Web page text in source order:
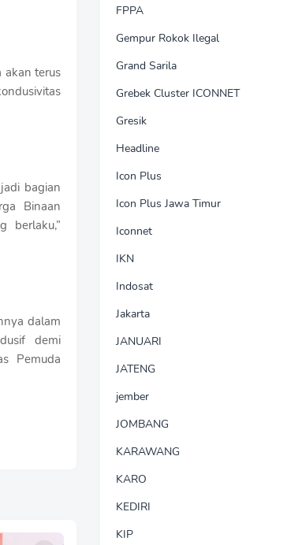
akan terus
bagian
Binaan
berlaku,”
dalam
demi
Pemuda
FPPA
Gempur Rokok Ilegal
Grand Sarila
Grebek Cluster ICONNET
Gresik
Headline
Icon Plus
Icon Plus Jawa Timur
Iconnet
IKN
Indosat
Jakarta
JANUARI
JATENG
jember
JOMBANG
KARAWANG
KARO
KEDIRI
KIP